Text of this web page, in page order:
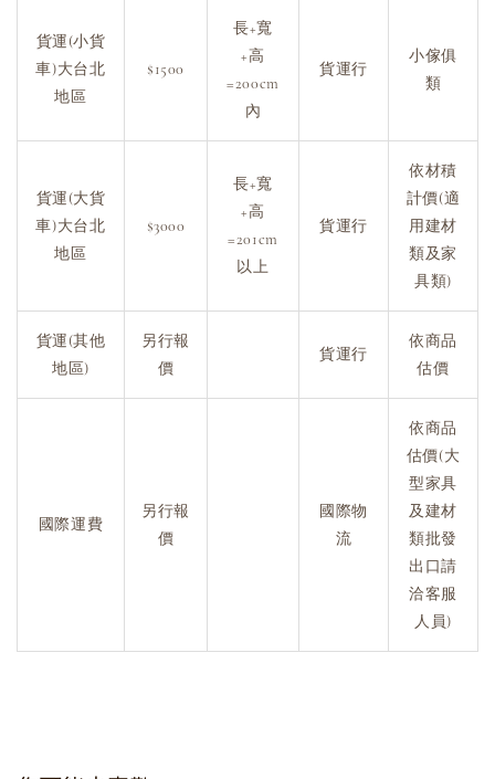
貨運(小貨
車)大台北
地區
$1500
長+寬
+高
=200cm
內
貨運行
小傢俱
類
貨運(大貨
車)大台北
地區
$3000
長+寬
+高
=201cm
以上
貨運行
依材積
計價(適
用建材
類及家
具類)
貨運(其他
地區)
另行報
價
貨運行
依商品
估價
國際運費
另行報
價
國際物
流
依商品
估價(大
型家具
及建材
類批發
出口請
洽客服
人員)